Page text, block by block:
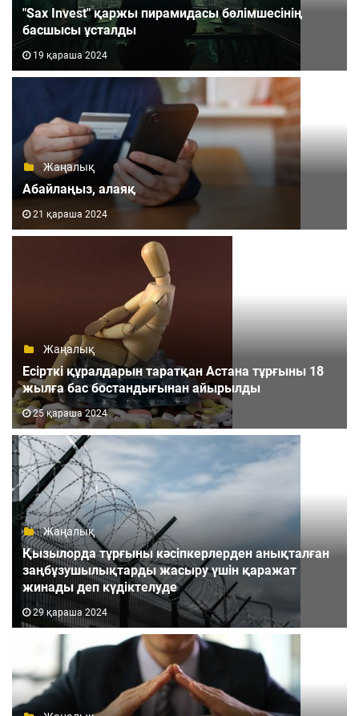
"Sax Invest" қаржы пирамидасы бөлімшесінің
басшысы ұсталды
19 қараша 2024
Жаңалық
Абайлаңыз, алаяқ
21 қараша 2024
Жаңалық
Есірткі құралдарын таратқан Астана тұрғыны 18
жылға бас бостандығынан айырылды
25 қараша 2024
Жаңалық
Қызылорда тұрғыны кәсіпкерлерден анықталған
заңбұзушылықтарды жасыру үшін қаражат
жинады деп күдіктелуде
29 қараша 2024